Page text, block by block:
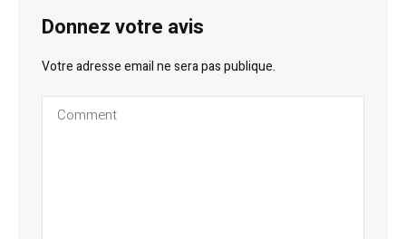
Donnez votre avis
Votre adresse email ne sera pas publique.